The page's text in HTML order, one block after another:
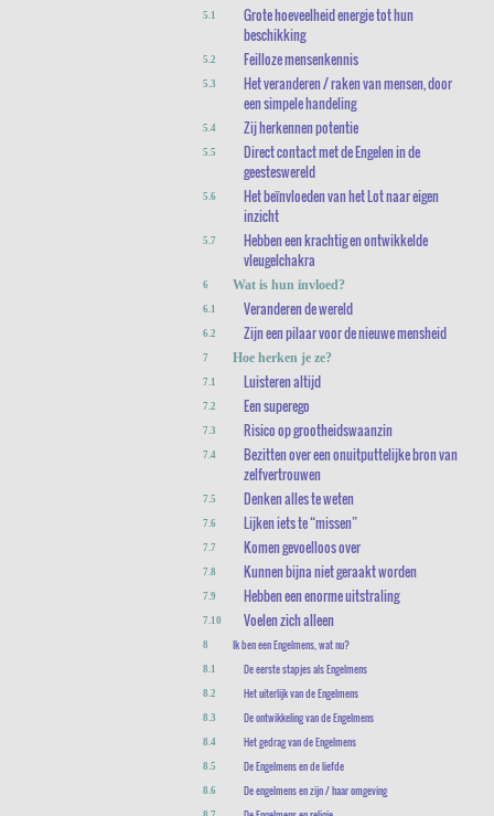
5.1
Grote hoeveelheid energie tot hun
beschikking
5.2 Feilloze mensenkennis
5.3
Het veranderen / raken van mensen, door
een simpele handeling
5.4 Zij herkennen potentie
5.5
Direct contact met de Engelen in de
geesteswereld
5.6
Het beïnvloeden van het Lot naar eigen
inzicht
5.7
Hebben een krachtig en ontwikkelde
vleugelchakra
6 Wat is hun invloed?
6.1 Veranderen de wereld
6.2 Zijn een pilaar voor de nieuwe mensheid
7 Hoe herken je ze?
7.1 Luisteren altijd
7.2 Een superego
7.3 Risico op grootheidswaanzin
7.4
Bezitten over een onuitputtelijke bron van
zelfvertrouwen
7.5 Denken alles te weten
7.6 Lijken iets te “missen”
7.7 Komen gevoelloos over
7.8 Kunnen bijna niet geraakt worden
7.9 Hebben een enorme uitstraling
7.10 Voelen zich alleen
8 Ik ben een Engelmens, wat nu?
8.1 De eerste stapjes als Engelmens
8.2 Het uiterlijk van de Engelmens
8.3 De ontwikkeling van de Engelmens
8.4 Het gedrag van de Engelmens
8.5 De Engelmens en de liefde
8.6 De engelmens en zijn / haar omgeving